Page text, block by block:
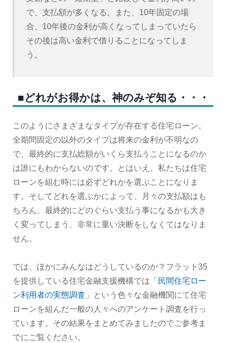
で、支払額が多くなる。また、10年固定の場
合、10年後の金利が高くなってしまっていたら
その後は高い金利で借りることになってしま
う。
■どれがお得かは、神のみぞ知る・・・
このようにさまざまなタイプが存在する住宅ローン。
全期間固定の以外のタイプは将来の金利が不明なの
で、最終的に支払総額がいくら支払うことになるのか
は誰にもわからないのです。とはいえ、私たちは住宅
ローンを組む時には必ずどれかを選ぶことになりま
す。そしてどれを選ぶかによって、月々の支払額はも
ちろん、最終的にどのぐらい支払う事になるかも大き
く変ってしまう、非常に重い決断をしなくてはなりま
せん。
では、ほかにみんなはどうしているのか？フラット35
を提供している住宅金融支援機構では「 民間住宅ロー
ン利用者の実態調査 」という色々な金融機関にて住宅
ローンを組んだ一般の人々へのアンケート調査を行っ
ています。その結果をまとめてみましたのでご参考ま
でにご覧ください。